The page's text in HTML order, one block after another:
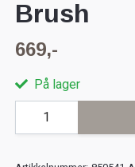
Brush
669,-
På lager